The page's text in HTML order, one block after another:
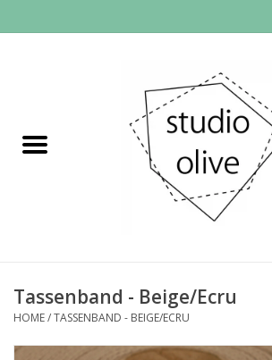
✂︎Nieuw
Fournituren
Tassenband - Beige/Ecru
HOME/TASSENBAND - BEIGE/ECRU